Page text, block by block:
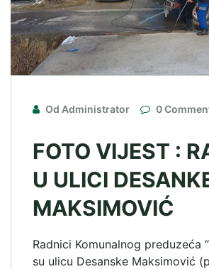
Od Administrator 0
FOTO VIJEST :
U ULICI
MAKSIMOVIĆ
Radnici Komunalnog preduzeća
su ulicu Desanske Maksimović